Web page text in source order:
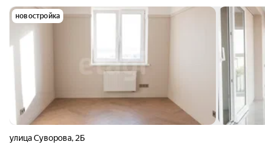
новостройка
улица Суворова, 2Б